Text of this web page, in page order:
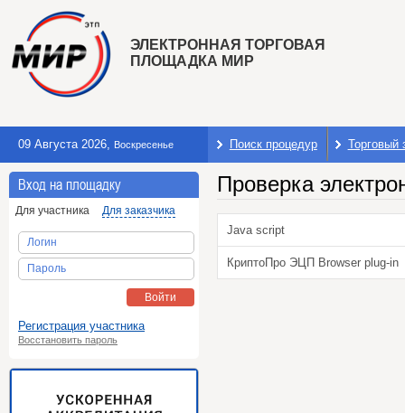
ЭЛЕКТРОННАЯ ТОРГОВАЯ
ПЛОЩАДКА МИР
09 Августа 2026, Воскресенье Поиск процедур Торговый
Вход на площадку
Для участника Для заказчика
Логин
Пароль
Войти
Регистрация участника
Восстановить пароль
Проверка
Java script
КриптоПро ЭЦП Browser plug-in